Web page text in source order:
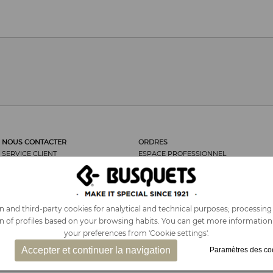
and third-party cookies for analytical and technical purposes; processing
of profiles based on your browsing habits. You can get more
your preferences from 'Cookie settings'.
Accepter et continuer la navigation Paramètres des
NOUS CONTACTER
SERVICE CLIENT
NOUS RECOMMANDER
PLAN DU SITE
ORDRES
ESPACE PROFESSIONNEL
RETOUR DE MARCHANDISES
FRAIS D’ENVOI
SÉCURITÉ
CONDITIONS GÉNÉRALES DE
VENTES
TVA COMPRISE SUR TOUS LES PRIX